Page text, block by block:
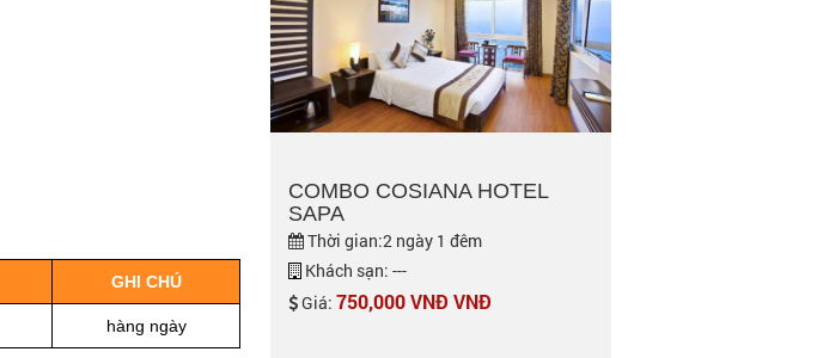
GHI CHÚ
hàng ngày
COMBO COSIANA HOTEL
SAPA
Thời gian:2 ngày 1 đêm
Khách sạn: ---
Giá: 750,000 VNĐ VNĐ